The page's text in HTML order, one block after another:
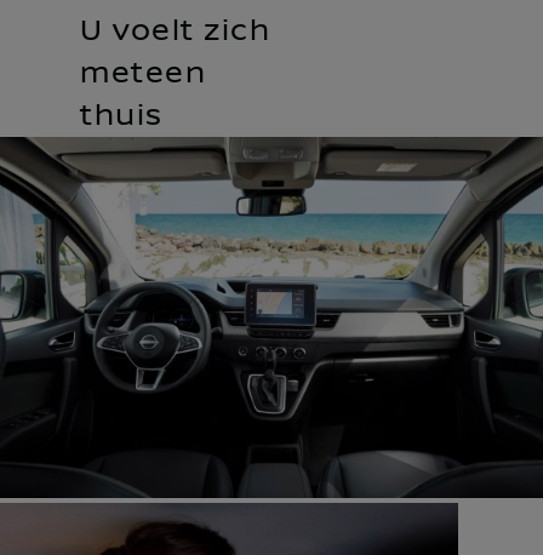
U voelt zich
meteen
thuis